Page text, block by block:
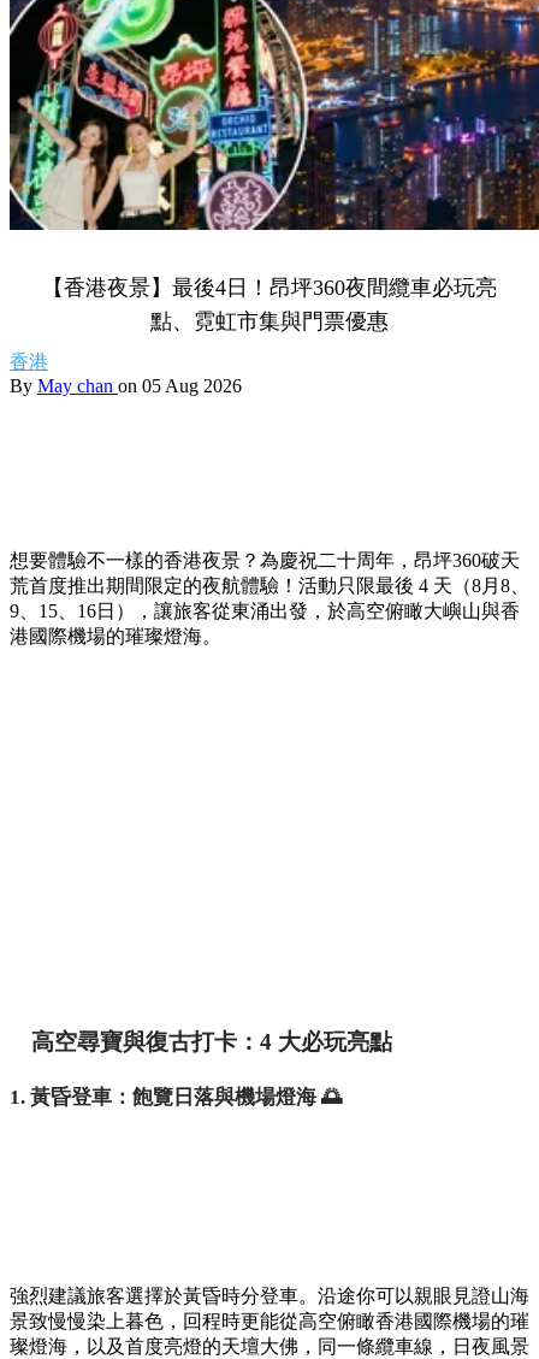
【香港夜景】最後4日！昂坪360夜間纜車必玩亮
點、霓虹市集與門票優惠
香港
By May chan on 05 Aug 2026
想要體驗不一樣的香港夜景？為慶祝二十周年，昂坪360破天
荒首度推出期間限定的夜航體驗！活動只限最後 4 天（8月8、
9、15、16日），讓旅客從東涌出發，於高空俯瞰大嶼山與香
港國際機場的璀璨燈海。
高空尋寶與復古打卡：4 大必玩亮點
1. 黃昏登車：飽覽日落與機場燈海 🌅
強烈建議旅客選擇於黃昏時分登車。沿途你可以親眼見證山海
景致慢慢染上暮色，回程時更能從高空俯瞰香港國際機場的璀
璨燈海，以及首度亮燈的天壇大佛，同一條纜車線，日夜風景